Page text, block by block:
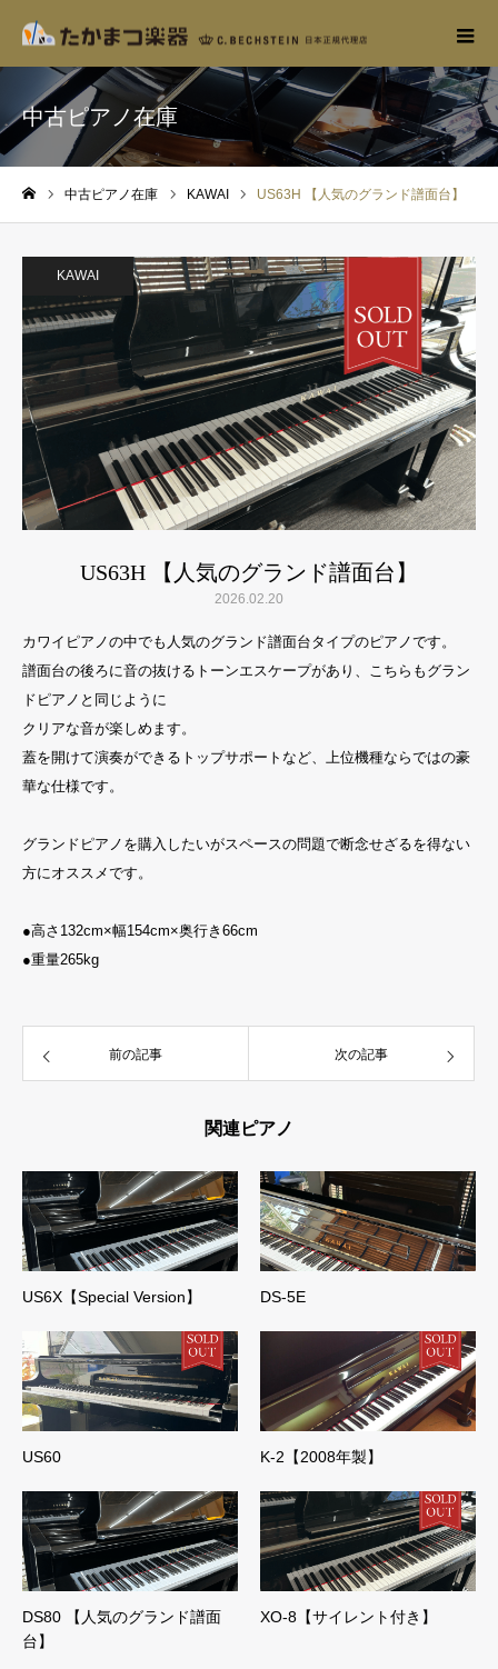
中古ピアノ在庫
中古ピアノ在庫 KAWAI US63H 【人気のグランド譜面台】
KAWAI
US63H 【人気のグランド譜面台】
2026.02.20
カワイピアノの中でも人気のグランド譜面台タイプのピアノです。
譜面台の後ろに音の抜けるトーンエスケープがあり、こちらもグラン
ドピアノと同じように
クリアな音が楽しめます。
蓋を開けて演奏ができるトップサポートなど、上位機種ならではの豪
華な仕様です。
グランドピアノを購入したいがスペースの問題で断念せざるを得ない
方にオススメです。
●高さ132cm×幅154cm×奥行き66cm
●重量265kg
前の記事 次の記事
関連ピアノ
US6X【Special Version】 DS-5E
US60 K-2【2008年製】
DS80 【人気のグランド譜面
台】
XO-8【サイレント付き】